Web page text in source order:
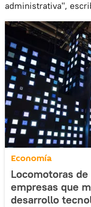
administrativa",
Economía
Locomotoras
empresas que
desarrollo